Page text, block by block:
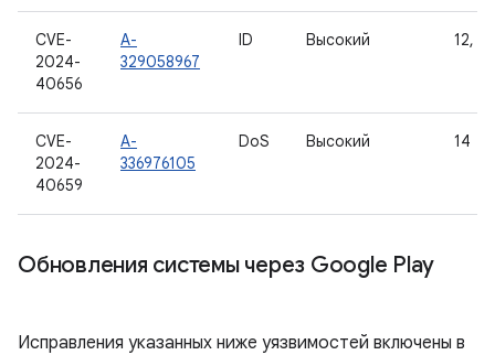
CVE-
2024-
40656
A-
329058967
ID Высокий 12,
CVE-
2024-
40659
A-
336976105
DoS Высокий 14
Обновления системы через Google Play
Исправления указанных ниже уязвимостей включены в